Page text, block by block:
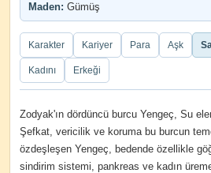
Maden: Gümüş
Karakter Kariyer Para Aşk
Kadını Erkeği
Zodyak'ın dördüncü burcu Yengeç, Su
Şefkat, vericilik ve koruma bu burcun
özdeşleşen Yengeç, bedende özellikle
sindirim sistemi, pankreas ve kadın